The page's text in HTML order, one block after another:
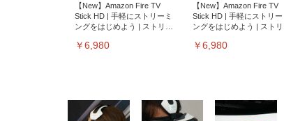
【New】Amazon Fire TV
Stick HD | 手軽にストリーミ
ングをはじめよう | ストリー
￥6,980
【New】Amazon Fire TV
Stick HD | 手軽にストリー
ングをはじめよう | ストリ
￥6,980